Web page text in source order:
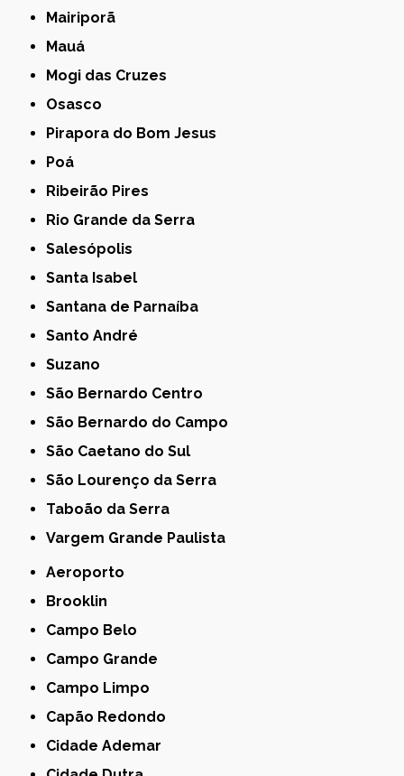
Mairiporã
Mauá
Mogi das Cruzes
Osasco
Pirapora do Bom Jesus
Poá
Ribeirão Pires
Rio Grande da Serra
Salesópolis
Santa Isabel
Santana de Parnaíba
Santo André
Suzano
São Bernardo Centro
São Bernardo do Campo
São Caetano do Sul
São Lourenço da Serra
Taboão da Serra
Vargem Grande Paulista
Aeroporto
Brooklin
Campo Belo
Campo Grande
Campo Limpo
Capão Redondo
Cidade Ademar